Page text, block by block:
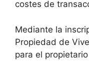
costes de
Mediante la
Propiedad de
para el